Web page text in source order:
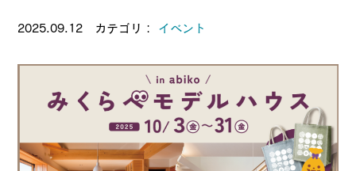
2025.09.12 カテゴリ： イベント